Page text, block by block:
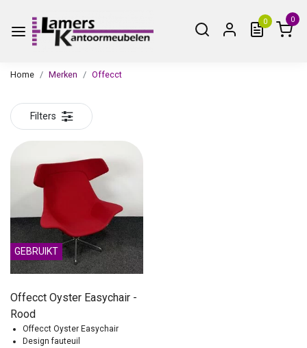
0 0
Home Merken Offecct
Filters
GEBRUIKT
Offecct Oyster Easychair -
Rood
Offecct Oyster Easychair
Design fauteuil